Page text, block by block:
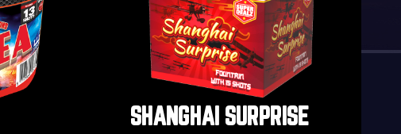
SHANGHAI SURPRISE